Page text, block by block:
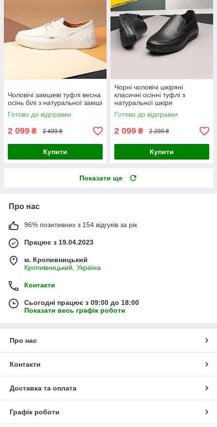
Чоловічі замшеві туфлі весна
осінь білі з натуральної замші
Готово до відправки
2 099 ₴ 2 499 ₴
Купити
Чорні чоловічі шкіряні
класичні осінні туфлі з
натуральної шкіри
Готово до відправки
2 099 ₴ 2 299 ₴
Купити
Показати ще
Про нас
96% позитивних з 154 відгуків за рік
Працює з 19.04.2023
м. Кропивницький
Кропивницький, Україна
Контакти
Сьогодні працює з 09:00 до 18:00
Показати весь графік роботи
Про нас
Контакти
Доставка та оплата
Графік роботи